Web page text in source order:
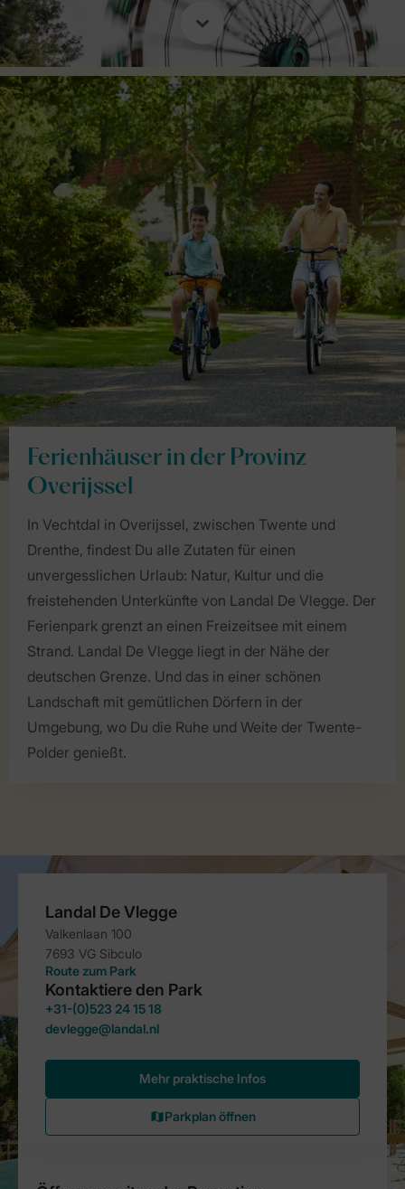
Ferienhäuser in der Provinz
Overijssel
In Vechtdal in Overijssel, zwischen Twente und
Drenthe, findest Du alle Zutaten für einen
unvergesslichen Urlaub: Natur, Kultur und die
freistehenden Unterkünfte von Landal De Vlegge. Der
Ferienpark grenzt an einen Freizeitsee mit einem
Strand. Landal De Vlegge liegt in der Nähe der
deutschen Grenze. Und das in einer schönen
Landschaft mit gemütlichen Dörfern in der
Umgebung, wo Du die Ruhe und Weite der Twente-
Polder genießt.